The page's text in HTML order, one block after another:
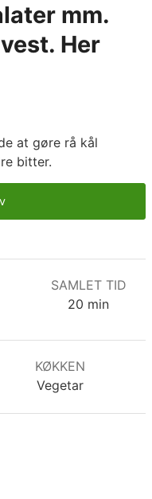
mm.
Her
at gøre rå kål
bitter.
SAMLET TID
20 minutter
min
KØKKEN
Vegetar